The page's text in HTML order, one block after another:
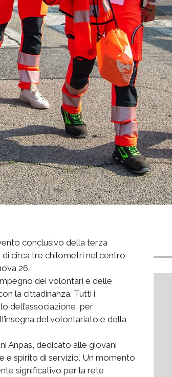
conclusivo della terza
di circa tre chilometri nel centro
26.
dei volontari e delle
la cittadinanza. Tutti i
dell’associazione, per
del volontariato e della
Anpas, dedicato alle giovani
e spirito di servizio. Un momento
significativo per la rete